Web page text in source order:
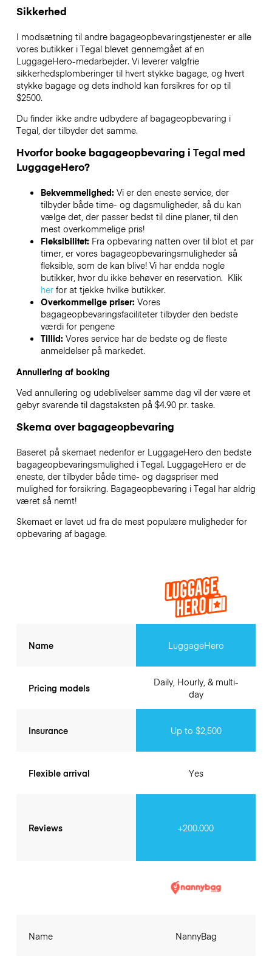
Sikkerhed
I modsætning til andre bagageopbevaringstjenesterer alle
vores butikker i Tegalblevet gennemgået af en
LuggageHero-medarbejder. Vi leverer valgfrie
sikkerhedsplomberinger til hvert stykke bagage, og hvert
stykke bagage og dets indhold kan forsikres for op til
$2500.
Du finder ikke andre udbydere af bagageopbevaring i
Tegal, der tilbyder det samme.
Hvorfor booke bagageopbevaring i Tegalmed
LuggageHero?
Bekvemmelighed: Vi er den eneste service, der
tilbyder både time- og dagsmuligheder, så du kan
vælge det, der passer bedst til dine planer, til den
mest overkommelige pris!
Fleksibilitet: Fra opbevaring natten over til blot et par
timer, er vores bagageopbevaringsmuligheder så
fleksible, som de kan blive! Vi har endda nogle
butikker, hvor du ikke behøver en reservation. Klik
herfor at tjekke hvilke butikker.
Overkommelige priser: Vores
bagageopbevaringsfaciliteter tilbyder den bedste
værdi for pengene
Tillid: Vores service har de bedste og de fleste
anmeldelser på markedet.
Annullering af booking
Ved annullering og udeblivelser samme dag vil der være et
gebyr svarende til dagstaksten på $4.90 pr. taske.
Skema over bagageopbevaring
Baseret på skemaet nedenfor er LuggageHero den bedste
bagageopbevaringsmulighed i Tegal. LuggageHero er de
eneste, der tilbyder både time- og dagspriser med
mulighed for forsikring. Bagageopbevaring i Tegalhar aldrig
været så nemt!
Skemaet er lavet ud fra de mest populære muligheder for
opbevaring af bagage.
Name
Pricing models
Insurance
Flexible arrival
Reviews
LuggageHero
Daily, Hourly, & multi-
day
Up to $2,500
Yes
+200.000
Name NannyBag